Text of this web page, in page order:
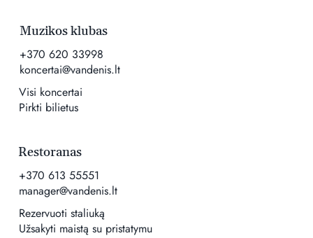
Muzikos klubas
+370 620 33998
koncertai@vandenis.lt
Visi koncertai
Pirkti bilietus
Restoranas
+370 613 55551
manager@vandenis.lt
Rezervuoti staliuką
Užsakyti maistą su pristatymu